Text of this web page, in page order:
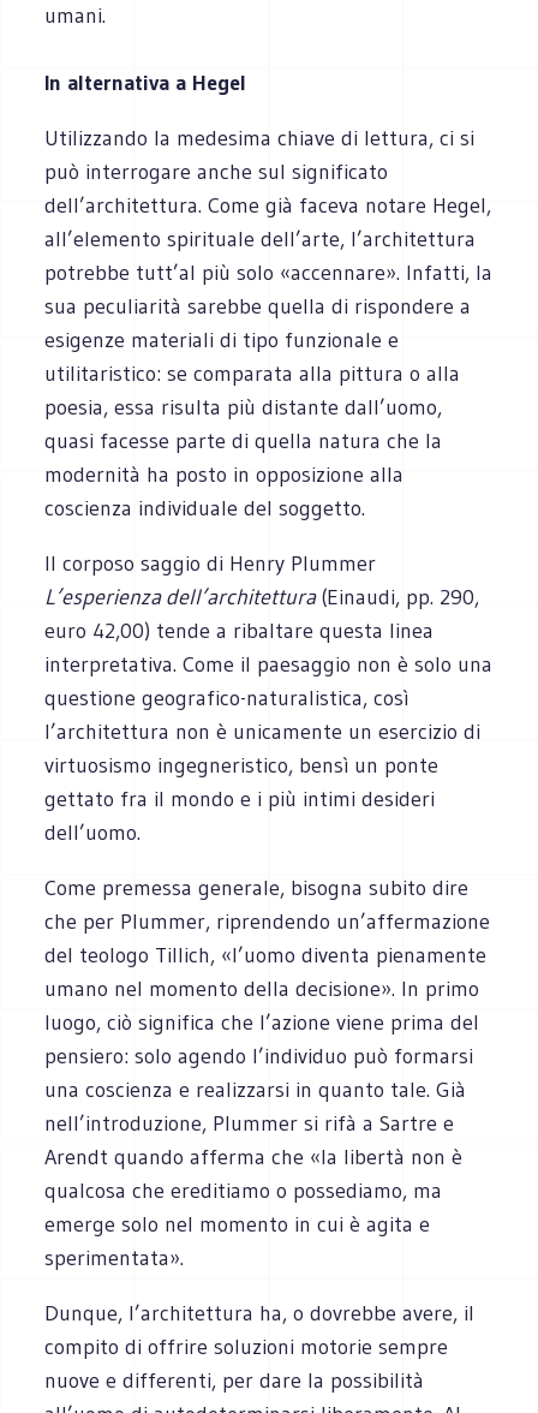
umani.
In alternativa a Hegel
Utilizzando la medesima chiave di lettura, ci si
può interrogare anche sul significato
dell’architettura. Come già faceva notare Hegel,
all’elemento spirituale dell’arte, l’architettura
potrebbe tutt’al più solo «accennare». Infatti, la
sua peculiarità sarebbe quella di rispondere a
esigenze materiali di tipo funzionale e
utilitaristico: se comparata alla pittura o alla
poesia, essa risulta più distante dall’uomo,
quasi facesse parte di quella natura che la
modernità ha posto in opposizione alla
coscienza individuale del soggetto.
Il corposo saggio di Henry Plummer
L’esperienza dell’architettura(Einaudi, pp. 290,
euro 42,00) tende a ribaltare questa linea
interpretativa. Come il paesaggio non è solo una
questione geografico-naturalistica, così
l’architettura non è unicamente un esercizio di
virtuosismo ingegneristico, bensì un ponte
gettato fra il mondo e i più intimi desideri
dell’uomo.
Come premessa generale, bisogna subito dire
che per Plummer, riprendendo un’affermazione
del teologo Tillich, «l’uomo diventa pienamente
umano nel momento della decisione». In primo
luogo, ciò significa che l’azione viene prima del
pensiero: solo agendo l’individuo può formarsi
una coscienza e realizzarsi in quanto tale. Già
nell’introduzione, Plummer si rifà a Sartre e
Arendt quando afferma che «la libertà non è
qualcosa che ereditiamo o possediamo, ma
emerge solo nel momento in cui è agita e
sperimentata».
Dunque, l’architettura ha, o dovrebbe avere, il
compito di offrire soluzioni motorie sempre
nuove e differenti, per dare la possibilità